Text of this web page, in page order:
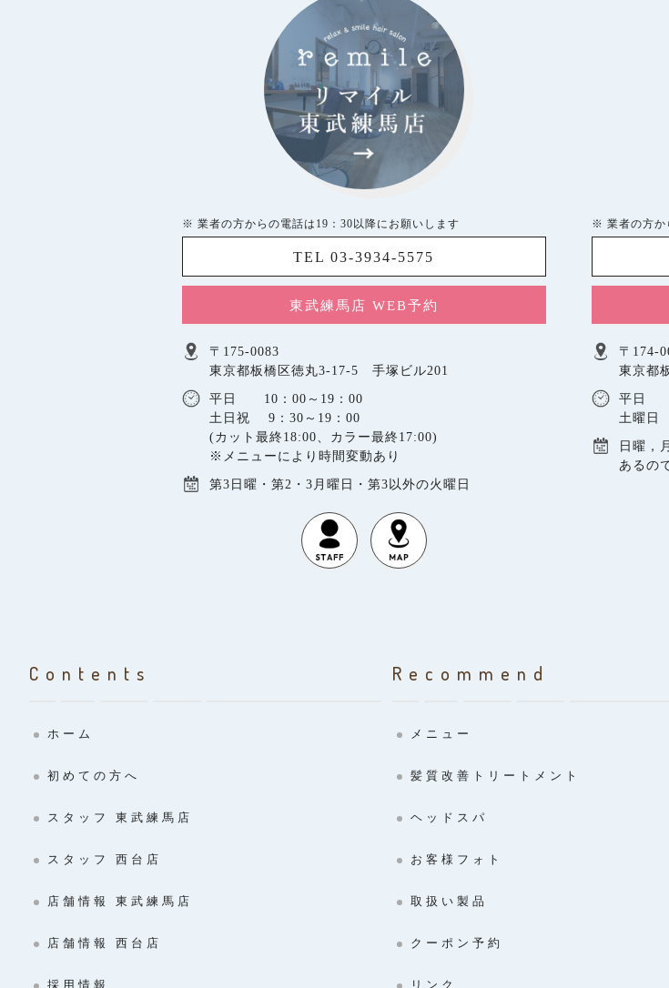
※ 業者の方からの電話は19：30以降にお願いします
TEL 03-3934-5575
東武練馬店 WEB予約
〒175-0083
東京都板橋区徳丸3-17-5 手塚ビル201
平日 10：00～19：00
土日祝 9：30～19：00
(カット最終18:00、カラー最終17:00)
※メニューにより時間変動あり
第3日曜・第2・3月曜日・第3以外の火曜日
※ 業者の方か
〒174-
東京都
平日
土曜日
日曜，
あるの
Contents
ホーム
初めての方へ
スタッフ 東武練馬店
スタッフ 西台店
店舗情報 東武練馬店
店舗情報 西台店
採用情報
Recommend
メニュー
髪質改善トリートメント
ヘッドスパ
お客様フォト
取扱い製品
クーポン予約
リンク